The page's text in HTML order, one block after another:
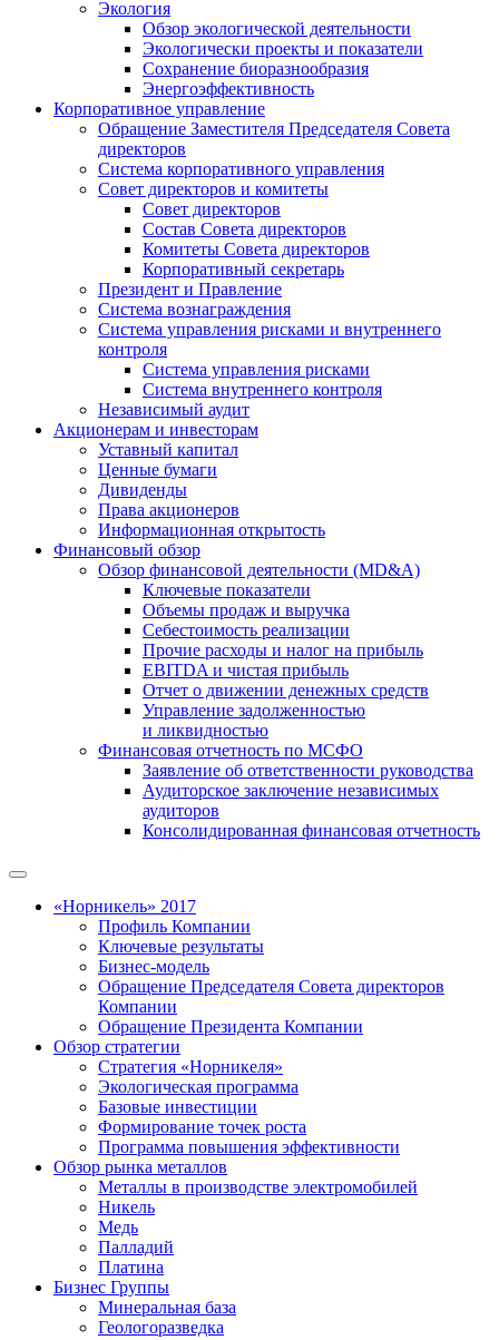
Экология
Обзор экологической деятельности
Экологически проекты и показатели
Сохранение биоразнообразия
Энергоэффективность
Корпоративное управление
Обращение Заместителя Председателя Совета
директоров
Система корпоративного управления
Совет директоров и комитеты
Совет директоров
Состав Совета директоров
Комитеты Совета директоров
Корпоративный секретарь
Президент и Правление
Система вознаграждения
Система управления рисками и внутреннего
контроля
Система управления рисками
Система внутреннего контроля
Независимый аудит
Акционерам и инвесторам
Уставный капитал
Ценные бумаги
Дивиденды
Права акционеров
Информационная открытость
Финансовый обзор
Обзор финансовой деятельности (MD&A)
Ключевые показатели
Объемы продаж и выручка
Себестоимость реализации
Прочие расходы и налог на прибыль
EBITDA и чистая прибыль
Отчет о движении денежных средств
Управление задолженностью
и ликвидностью
Финансовая отчетность по МСФО
Заявление об ответственности руководства
Аудиторское заключение независимых
аудиторов
Консолидированная финансовая отчетность
«Норникель» 2017
Профиль Компании
Ключевые результаты
Бизнес-модель
Обращение Председателя Совета директоров
Компании
Обращение Президента Компании
Обзор стратегии
Стратегия «Норникеля»
Экологическая программа
Базовые инвестиции
Формирование точек роста
Программа повышения эффективности
Обзор рынка металлов
Металлы в производстве электромобилей
Никель
Медь
Палладий
Платина
Бизнес Группы
Минеральная база
Геологоразведка